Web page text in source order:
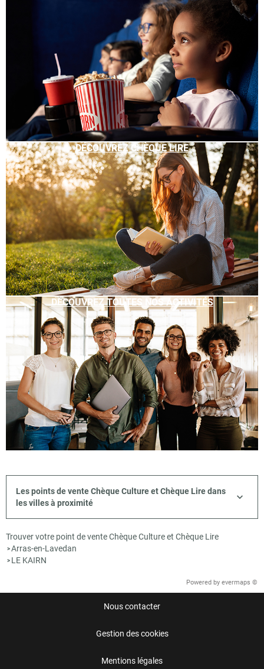
DÉCOUVREZ CHÈQUE LIRE
DÉCOUVREZ TOUTES NOS ACTIVITÉS
Les points de vente Chèque Culture et Chèque Lire dans
les villes à proximité
Trouver votre point de vente Chèque Culture et Chèque Lire
>Arras-en-Lavedan
> LE KAIRN
Powered by evermaps ©
Nous contacter
Gestion des cookies
Mentions légales